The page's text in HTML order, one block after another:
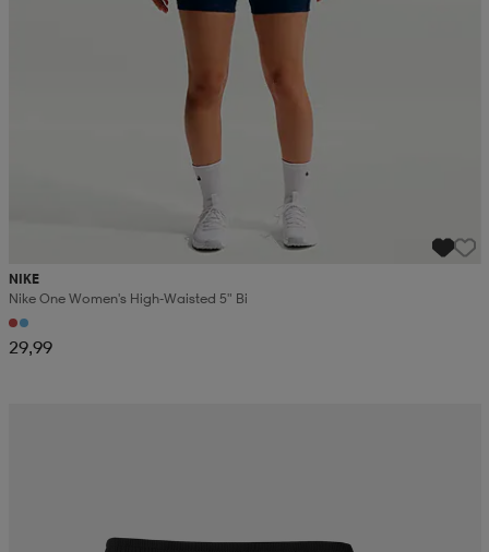
NIKE
Nike One Women's High-Waisted 5" Bi
29,99